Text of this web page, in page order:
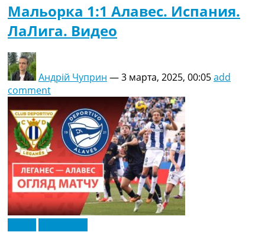
Мальорка 1:1 Алавес. Испания.
ЛаЛига. Видео
Андрій Чуприн —3 марта, 2025, 00:05add
comment